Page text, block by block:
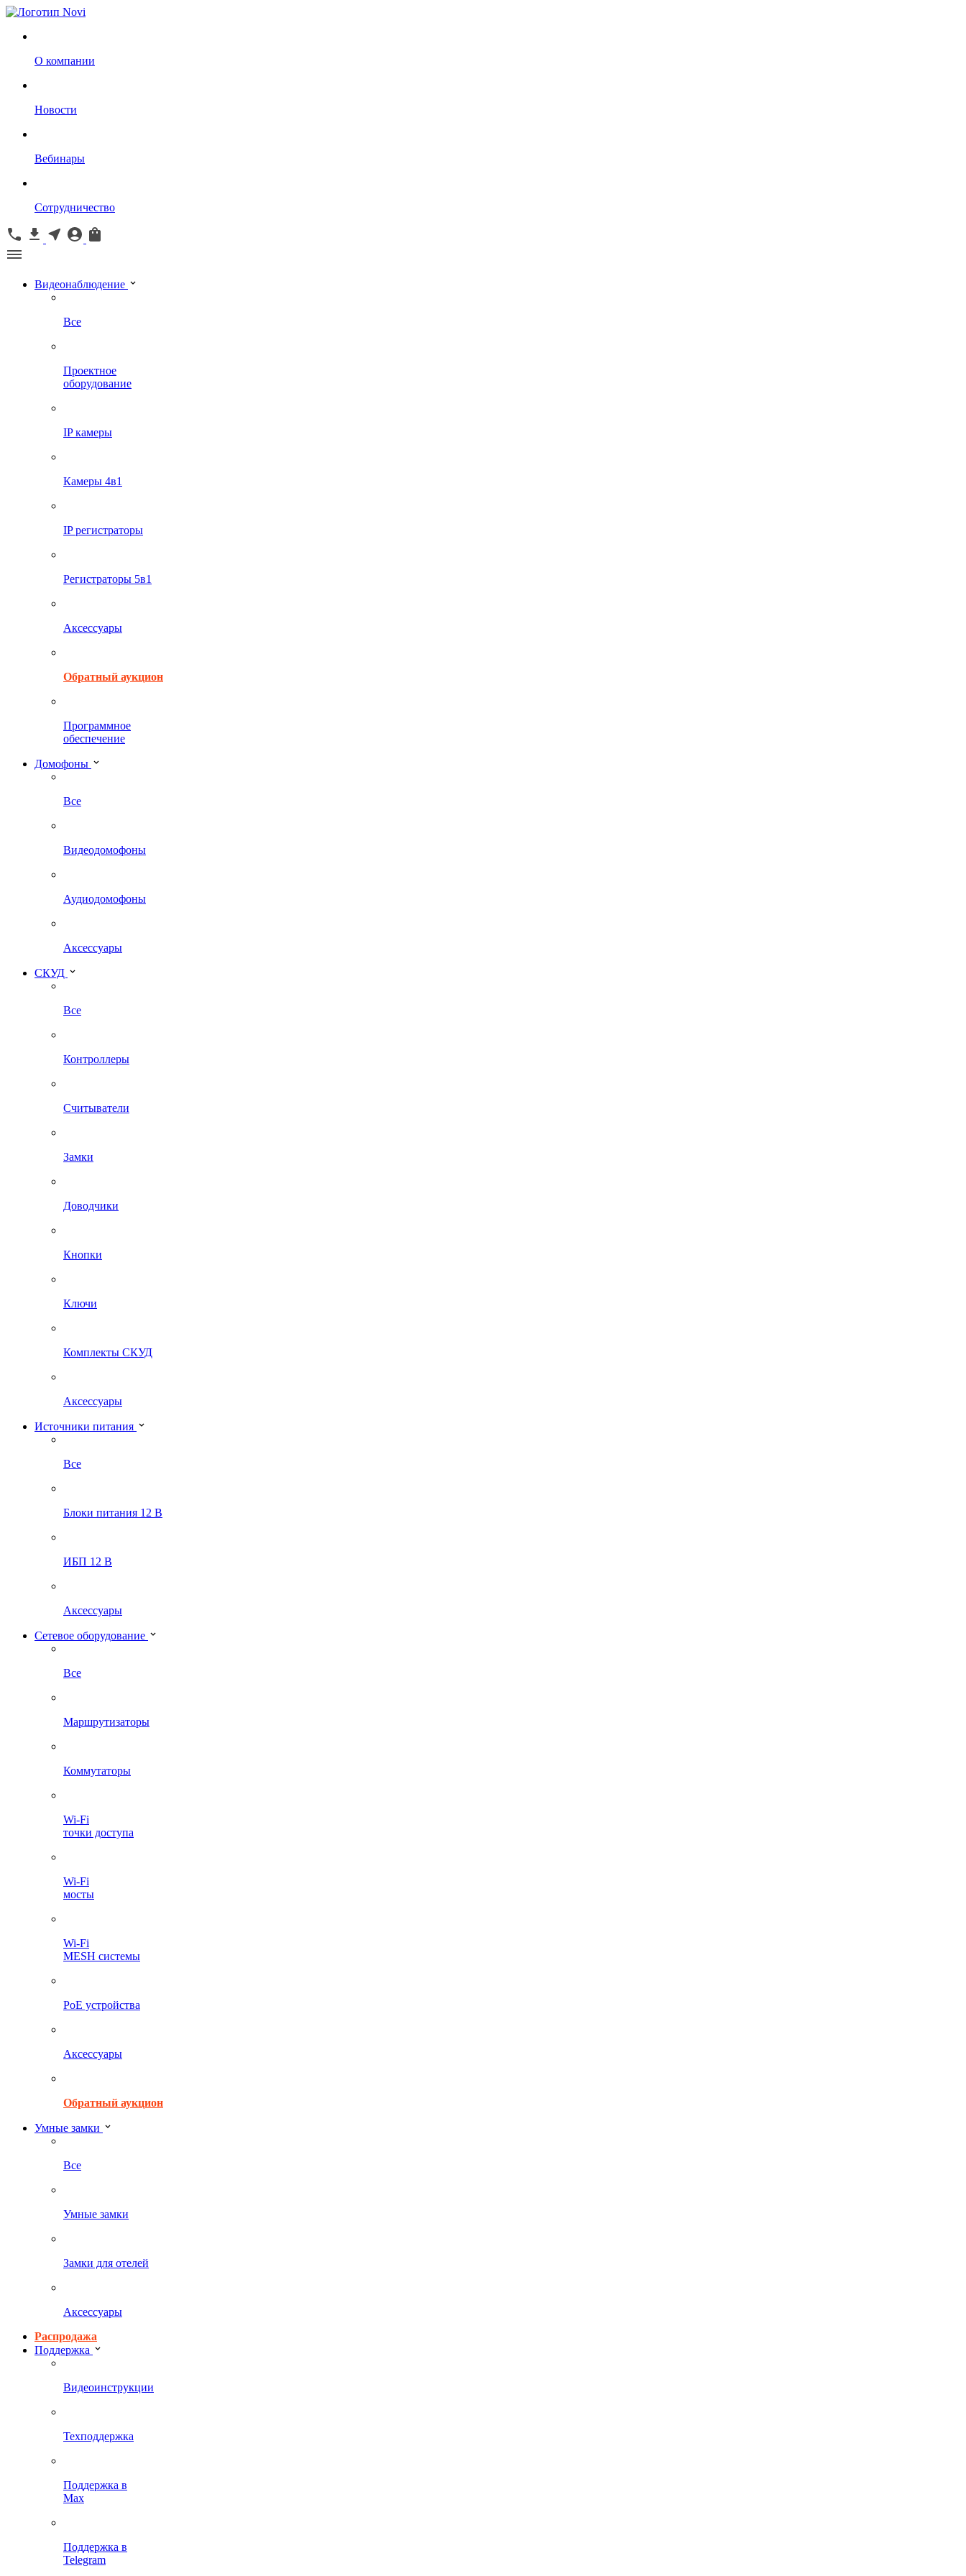
О компании
Новости
Вебинары
Сотрудничество
Видеонаблюдение
Все
Проектное
оборудование
IP камеры
Камеры 4в1
IP регистраторы
Регистраторы 5в1
Аксессуары
Обратный аукцион
Программное
обеспечение
Домофоны
Все
Видеодомофоны
Аудиодомофоны
Аксессуары
СКУД
Все
Контроллеры
Считыватели
Замки
Доводчики
Кнопки
Ключи
Комплекты СКУД
Аксессуары
Источники питания
Все
Блоки питания 12 В
ИБП 12 В
Аксессуары
Сетевое оборудование
Все
Маршрутизаторы
Коммутаторы
Wi-Fi
точки доступа
Wi-Fi
мосты
Wi-Fi
MESH системы
PoE устройства
Аксессуары
Обратный аукцион
Умные замки
Все
Умные замки
Замки для отелей
Аксессуары
Распродажа
Поддержка
Видеоинструкции
Техподдержка
Поддержка в
Max
Поддержка в
Telegram